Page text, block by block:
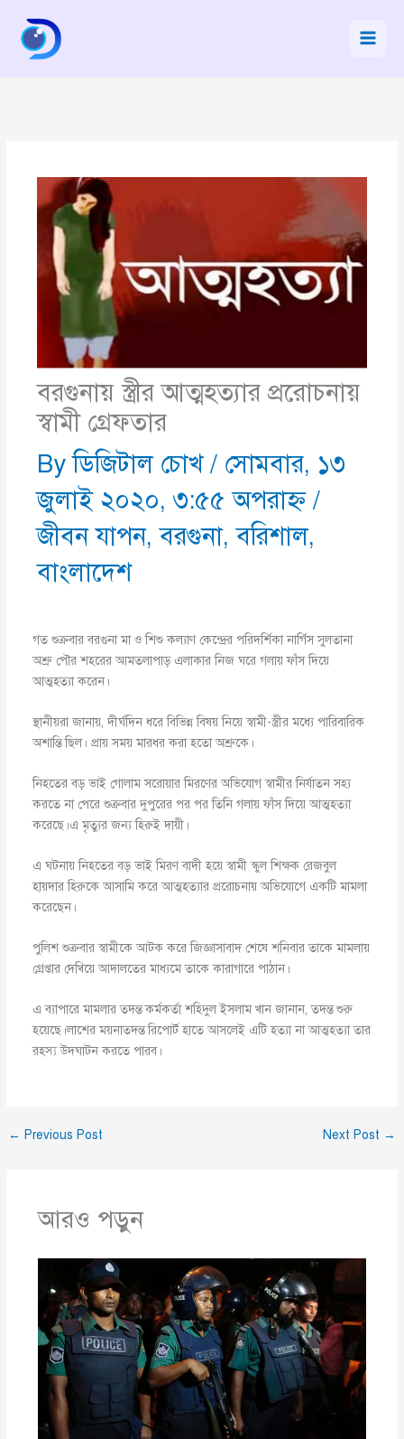
content
বরগুনায় স্ত্রীর আত্মহত্যার প্ররোচনায়
স্বামী গ্রেফতার
Byডিজিটাল চোখ/ সোমবার, ১৩
জুলাই ২০২০, ৩:৫৫ অপরাহ্ণ/
জীবন যাপন,বরগুনা,বরিশাল,
বাংলাদেশ
গত শুক্রবার বরগুনা মা ও শিশু কল্যাণ কেন্দ্রের পরিদর্শিকা নার্গিস সুলতানা
অশ্রু পৌর শহরের আমতলাপাড় এলাকার নিজ ঘরে গলায় ফাঁস দিয়ে
আত্মহত্যা করেন।
স্থানীয়রা জানায়, দীর্ঘদিন ধরে বিভিন্ন বিষয় নিয়ে স্বামী-স্ত্রীর মধ্যে পারিবারিক
অশান্তি ছিল। প্রায় সময় মারধর করা হতো অশ্রুকে।
নিহতের বড় ভাই গোলাম সরোয়ার মিরণের অভিযোগ স্বামীর নির্যাতন সহ্য
করতে না পেরে শুক্রবার দুপুরের পর পর তিনি গলায় ফাঁস দিয়ে আত্মহত্যা
করেছে।এ মৃত্যুর জন্য হিরুই দায়ী।
এ ঘটনায় নিহতের বড় ভাই মিরণ বাদী হয়ে স্বামী স্কুল শিক্ষক রেজবুল
হায়দার হিরুকে আসামি করে আত্মহত্যার প্ররোচনায় অভিযোগে একটি মামলা
করেছেন।
পুলিশ শুক্রবার স্বামীকে আটক করে জিজ্ঞাসাবাদ শেষে শনিবার তাকে মামলায়
গ্রেপ্তার দেখিয়ে আদালতের মাধ্যমে তাকে কারাগারে পাঠান।
এ ব্যাপারে মামলার তদন্ত কর্মকর্তা শহিদুল ইসলাম খান জানান, তদন্ত শুরু
হয়েছে।লাশের ময়নাতদন্ত রিপোর্ট হাতে আসলেই এটি হত্যা না আত্মহত্যা তার
রহস্য উদঘাটন করতে পারব।
← Previous Post Next Post →
আরও পড়ুন